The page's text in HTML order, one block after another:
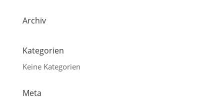
Archiv
Kategorien
Keine Kategorien
Meta